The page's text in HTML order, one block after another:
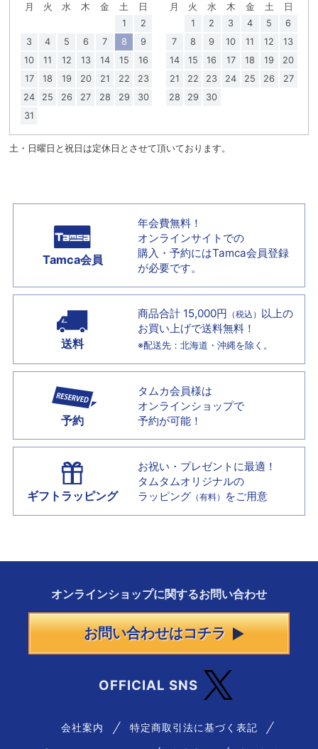
月 火 水 木 金 土
日
1
2
3
4 5 6 7 8
9
10
11 12 13 14 15
16
17
18 19 20 21 22
23
24
25 26 27 28 29
30
31
月 火 水 木 金 土
日
1
2 3 4 5
6
7
8 9 10 11 12
13
14
15 16 17 18 19
20
21
22 23 24 25 26
27
28
29 30
土・日曜日と祝日は定休日とさせて頂いております。
Tamca会員
年会費無料！
オンラインサイトでの
購入・予約にはTamca会員登録
が必要です。
送料
商品合計 15,000円 （税込） 以上の
お買い上げで送料無料！
※配送先：北海道・沖縄を除く。
予約
タムカ会員様は
オンラインショップで
予約が可能！
ギフトラッピング
お祝い・プレゼントに最適！
タムタムオリジナルの
ラッピング （有料） をご用意
オンラインショップに関するお問い合わせ
お問い合わせはコチラ
OFFICIAL SNS
会社案内 特定商取引法に基づく表記